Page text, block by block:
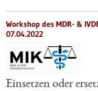
Workshop des MDR- &
07.04.2022
Einsetzen oder